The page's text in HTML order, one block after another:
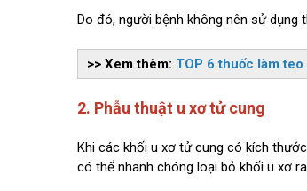
Do đó, người bệnh không nên sử
>> Xem thêm: TOP 6 thuốc làm
2. Phẫu thuật u xơ tử cung
Khi các khối u xơ tử cung có kích
có thể nhanh chóng loại bỏ khối u xơ